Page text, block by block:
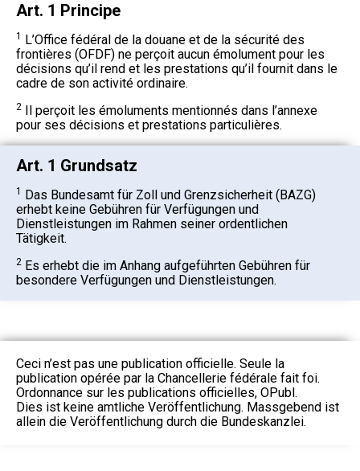
Art. 1 Principe
1 L’Office fédéral de la douane et de la sécurité des
frontières (OFDF) ne perçoit aucun émolument pour les
décisions qu’il rend et les prestations qu’il fournit dans le
cadre de son activité ordinaire.
2 Il perçoit les émoluments mentionnés dans l’annexe
pour ses décisions et prestations particulières.
Art. 1 Grundsatz
1 Das Bundesamt für Zoll und Grenzsicherheit (BAZG)
erhebt keine Gebühren für Verfügungen und
Dienstleistungen im Rahmen seiner ordentlichen
Tätigkeit.
2 Es erhebt die im Anhang aufgeführten Gebühren für
besondere Verfügungen und Dienstleistungen.
Ceci n’est pas une publication officielle. Seule la
publication opérée par la Chancellerie fédérale fait foi.
Ordonnance sur les publications officielles, OPubl.
Dies ist keine amtliche Veröffentlichung. Massgebend ist
allein die Veröffentlichung durch die Bundeskanzlei.